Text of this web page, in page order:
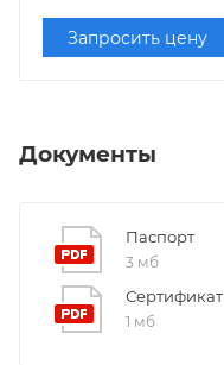
Запросить цену
Документы
Паспорт
3 мб
Сертификат
1 мб